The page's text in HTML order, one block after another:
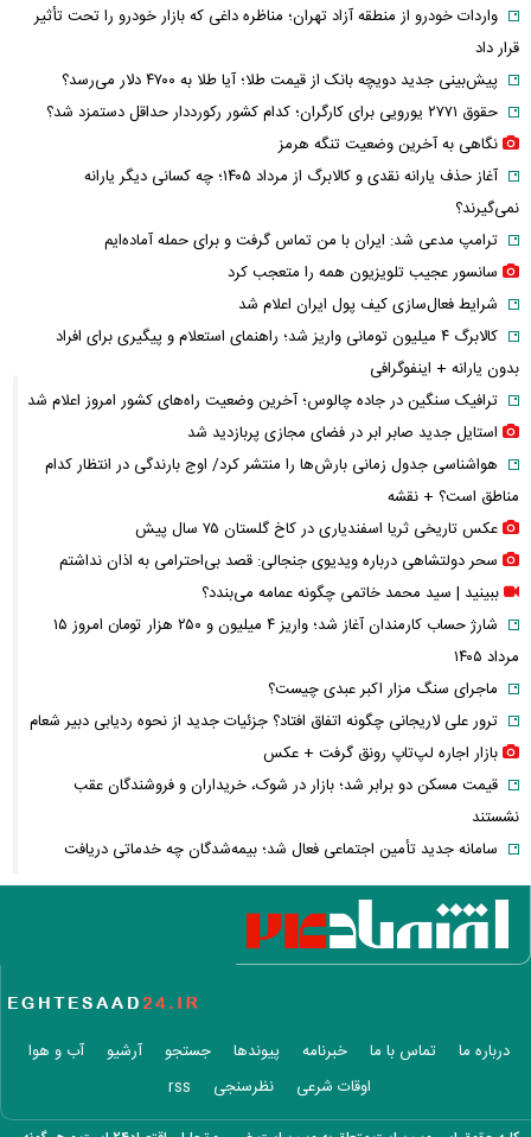
واردات خودرو از منطقه آزاد تهران؛ مناظره داغی که بازار خودرو را تحت تأثیر
قرار داد
پیش‌بینی جدید دویچه‌ بانک از قیمت طلا؛ آیا طلا به ۴۷۰۰ دلار می‌رسد؟
حقوق ۲۷۷۱ یورویی برای کارگران؛ کدام کشور رکورددار حداقل دستمزد شد؟
نگاهی به آخرین وضعیت تنگه هرمز
آغاز حذف یارانه نقدی و کالابرگ از مرداد ۱۴۰۵؛ چه کسانی دیگر یارانه
نمی‌گیرند؟
ترامپ مدعی شد: ایران با من تماس گرفت و برای حمله آماده‌ایم
سانسور عجیب تلویزیون همه را متعجب کرد
شرایط فعال‌سازی کیف پول ایران اعلام شد
کالابرگ ۴ میلیون تومانی واریز شد؛ راهنمای استعلام و پیگیری برای افراد
بدون یارانه + اینفوگرافی
ترافیک سنگین در جاده چالوس؛ آخرین وضعیت راه‌های کشور امروز اعلام شد
استایل جدید صابر ابر در فضای مجازی پربازدید شد
هواشناسی جدول زمانی بارش‌ها را منتشر کرد/ اوج بارندگی در انتظار کدام
مناطق است؟ + نقشه
عکس تاریخی ثریا اسفندیاری در کاخ گلستان ۷۵ سال پیش
سحر دولتشاهی درباره ویدیوی جنجالی: قصد بی‌احترامی به اذان نداشتم
ببینید | سید محمد خاتمی چگونه عمامه می‌بندد؟
شارژ حساب کارمندان آغاز شد؛ واریز ۴ میلیون و ۲۵۰ هزار تومان امروز ۱۵
مرداد ۱۴۰۵
ماجرای سنگ مزار اکبر عبدی چیست؟
ترور علی لاریجانی چگونه اتفاق افتاد؟ جزئیات جدید از نحوه ردیابی دبیر شعام
بازار اجاره لپ‌تاپ رونق گرفت + عکس
قیمت مسکن دو برابر شد؛ بازار در شوک، خریداران و فروشندگان عقب
نشستند
سامانه جدید تأمین اجتماعی فعال شد؛ بیمه‌شدگان چه خدماتی دریافت
می‌کنند؟
اولین تصاویر از حادثه بالگرد حامل ترامپ منتشر شد
پوستر معنادار کانال رهبر انقلاب؛ پیام ویژه درباره «وحدت» چه بود؟
قیمت مرغ همه را غافلگیر کرد؛ نرخ فیله و سینه اعلام شد
معافیت سربازان فراری صحت دارد؟ + پاسخ رسمی فراجا به شایعه جدید
درباره ما تماس با ما خبرنامه پیوندها جستجو آرشیو
آب و هوا
اوقات شرعی
نظرسنجی rss